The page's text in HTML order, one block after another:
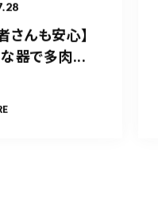
さんも安心】
器で多肉...